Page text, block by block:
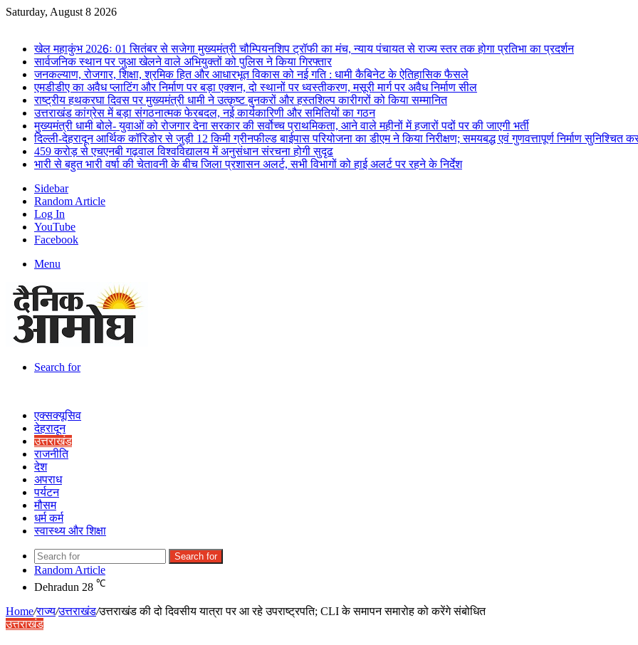
Saturday, August 8 2026
खेल महाकुंभ 2026ः 01 सितंबर से सजेगा मुख्यमंत्री चौम्पियनशिप ट्रॉफी का मंच, न्याय पंचायत से राज्य स्तर तक होगा प्रतिभा का प्रदर्शन
सार्वजनिक स्थान पर जुआ खेलने वाले अभियुक्तों को पुलिस ने किया गिरफ्तार
जनकल्याण, रोजगार, शिक्षा, श्रमिक हित और आधारभूत विकास को नई गति : धामी कैबिनेट के ऐतिहासिक फैसले
एमडीडीए का अवैध प्लाटिंग और निर्माण पर बड़ा एक्शन, दो स्थानों पर ध्वस्तीकरण, मसूरी मार्ग पर अवैध निर्माण सील
राष्ट्रीय हथकरघा दिवस पर मुख्यमंत्री धामी ने उत्कृष्ट बुनकरों और हस्तशिल्प कारीगरों को किया सम्मानित
उत्तराखंड कांग्रेस में बड़ा संगठनात्मक फेरबदल, नई कार्यकारिणी और समितियों का गठन
मुख्यमंत्री धामी बोले- युवाओं को रोजगार देना सरकार की सर्वोच्च प्राथमिकता, आने वाले महीनों में हजारों पदों पर की जाएगी भर्ती
दिल्ली-देहरादून आर्थिक कॉरिडोर से जुड़ी 12 किमी ग्रीनफील्ड बाईपास परियोजना का डीएम ने किया निरीक्षण; समयबद्ध एवं गुणवत्तापूर्ण निर्माण सुनिश्चित
459 करोड़ से एचएनबी गढ़वाल विश्वविद्यालय में अनुसंधान संरचना होगी सुदृढ
भारी से बहुत भारी वर्षा की चेतावनी के बीच जिला प्रशासन अलर्ट, सभी विभागों को हाई अलर्ट पर रहने के निर्देश
Sidebar
Random Article
Log In
YouTube
Facebook
Menu
Search for
एक्सक्यूसिव
देहरादून
उत्तराखंड
राजनीति
देश
अपराध
पर्यटन
मौसम
धर्म कर्म
स्वास्थ्य और शिक्षा
Search for
Random Article
Dehradun 28 ℃
Home/राज्य/उत्तराखंड/उत्तराखंड की दो दिवसीय यात्रा पर आ रहे उपराष्ट्रपति; CLI के समापन समारोह को करेंगे संबोधित
उत्तराखंड